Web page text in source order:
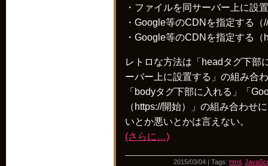
・ファイルを同サーバー上に設
・Google等のCDNを指定する（
・Google等のCDNを指定する（
レトロな方法は「headタグ下部
ーバー上に設置する」の組み合
「bodyタグ下部に入れる」「
（https://開始）」の組み合わせ
いとか悪いとかは言えない。
(さらに…)
2015/03/04 | Tags: html